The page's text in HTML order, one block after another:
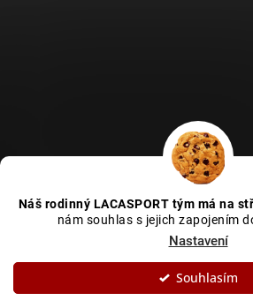
Náš rodinný LACASPORT tým má na
nám souhlas s jejich zapojením
Nastavení
Souhlasím
Zboží
Kamenná prodejna -
. Všechna práva
cookies